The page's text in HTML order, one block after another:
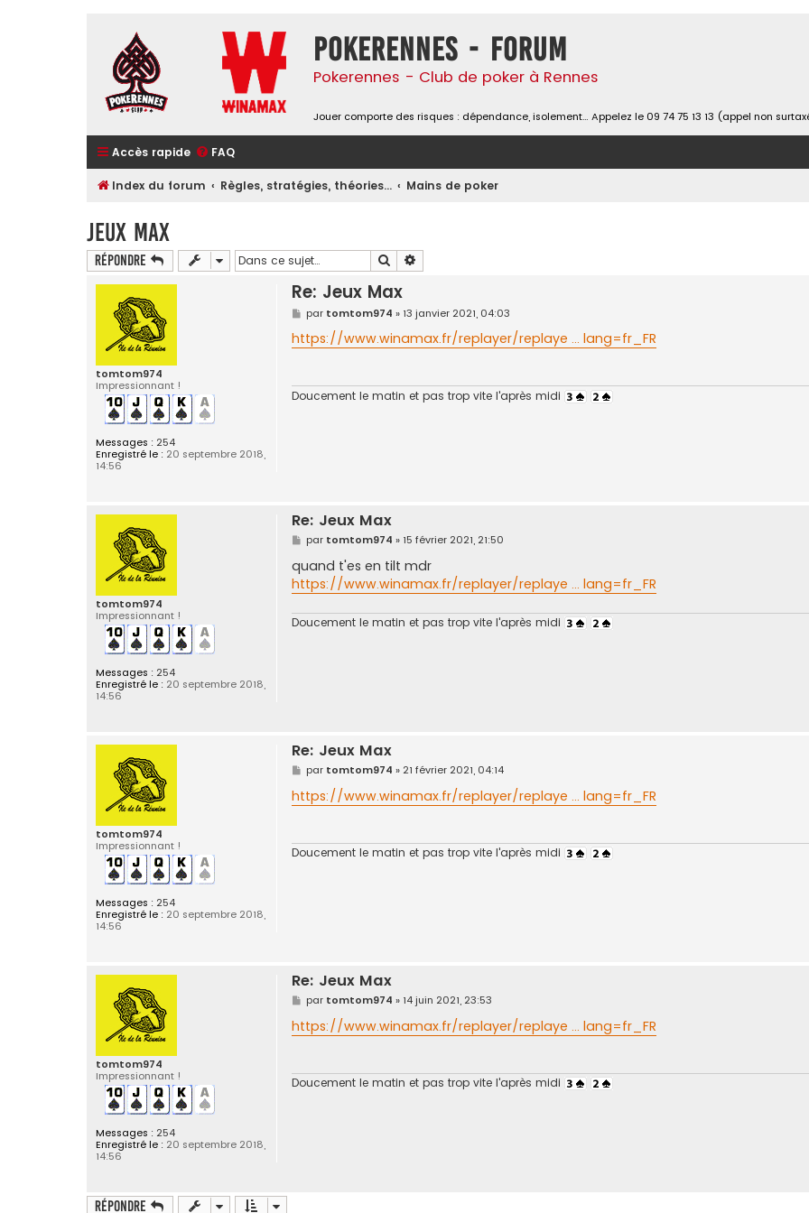
Pokerennes - Forum
Pokerennes - Club de poker à Rennes
Jouer comporte des risques : dépendance, isolement… Appelez le 09 74 75 13 13 (appel non
Accès rapide FAQ
Index du forum Règles, stratégies, théories... Mains de poker
Jeux Max
Répondre Rechercher
tomtom974
Impressionnant !
Messages : 254
Enregistré le : 20 septembre 2018,
14:56
Re: Jeux Max
M
e
s
s
e
par tomtom974 » 13 janvier 2021, 04:03
https://www.winamax.fr/replayer/replaye ... lang=fr_FR
Doucement le matin et pas trop vite l'après midi
tomtom974
Impressionnant !
Messages : 254
Enregistré le : 20 septembre 2018,
14:56
Re: Jeux Max
M
e
s
s
a
g
par tomtom974 » 15 février 2021, 21:50
quand t'es en tilt mdr
https://www.winamax.fr/replayer/replaye ... lang=fr_FR
Doucement le matin et pas trop vite l'après midi
tomtom974
Impressionnant !
Messages : 254
Enregistré le : 20 septembre 2018,
14:56
Re: Jeux Max
M
e
s
s
par tomtom974 » 21 février 2021, 04:14
https://www.winamax.fr/replayer/replaye ... lang=fr_FR
Doucement le matin et pas trop vite l'après midi
tomtom974
Impressionnant !
Messages : 254
Enregistré le : 20 septembre 2018,
14:56
Re: Jeux Max
M
e
s
s
par tomtom974 » 14 juin 2021, 23:53
https://www.winamax.fr/replayer/replaye ... lang=fr_FR
Doucement le matin et pas trop vite l'après midi
Répondre